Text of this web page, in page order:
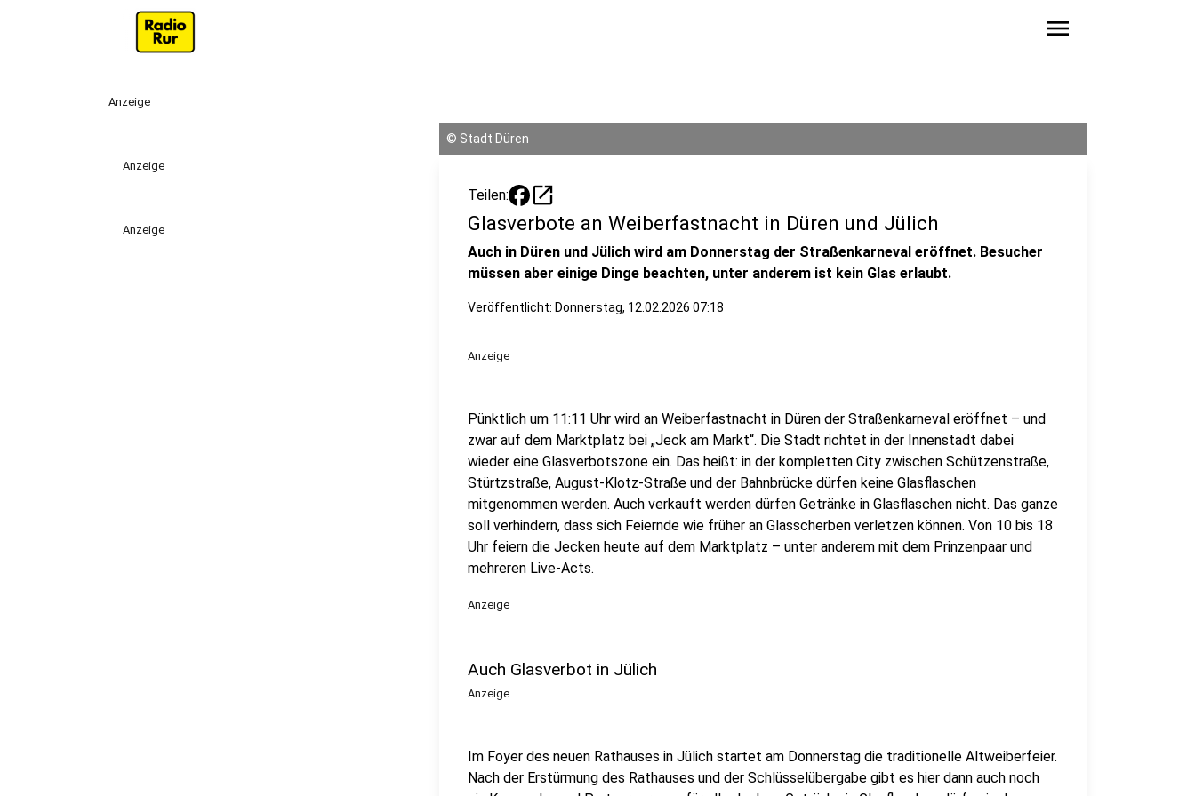
menu
Anzeige
Anzeige
Anzeige
© Stadt Düren
Teilen: open_in_new
Glasverbote an Weiberfastnacht in Düren und Jülich
Auch in Düren und Jülich wird am Donnerstag der Straßenkarneval eröffnet. Besucher
müssen aber einige Dinge beachten, unter anderem ist kein Glas erlaubt.
Veröffentlicht: Donnerstag, 12.02.2026 07:18
Anzeige
Pünktlich um 11:11 Uhr wird an Weiberfastnacht in Düren der Straßenkarneval eröffnet – und
zwar auf dem Marktplatz bei „Jeck am Markt“. Die Stadt richtet in der Innenstadt dabei
wieder eine Glasverbotszone ein. Das heißt: in der kompletten City zwischen Schützenstraße,
Stürtzstraße, August-Klotz-Straße und der Bahnbrücke dürfen keine Glasflaschen
mitgenommen werden. Auch verkauft werden dürfen Getränke in Glasflaschen nicht. Das ganze
soll verhindern, dass sich Feiernde wie früher an Glasscherben verletzen können. Von 10 bis 18
Uhr feiern die Jecken heute auf dem Marktplatz – unter anderem mit dem Prinzenpaar und
mehreren Live-Acts.
Anzeige
Auch Glasverbot in Jülich
Anzeige
Im Foyer des neuen Rathauses in Jülich startet am Donnerstag die traditionelle Altweiberfeier.
Nach der Erstürmung des Rathauses und der Schlüsselübergabe gibt es hier dann auch noch